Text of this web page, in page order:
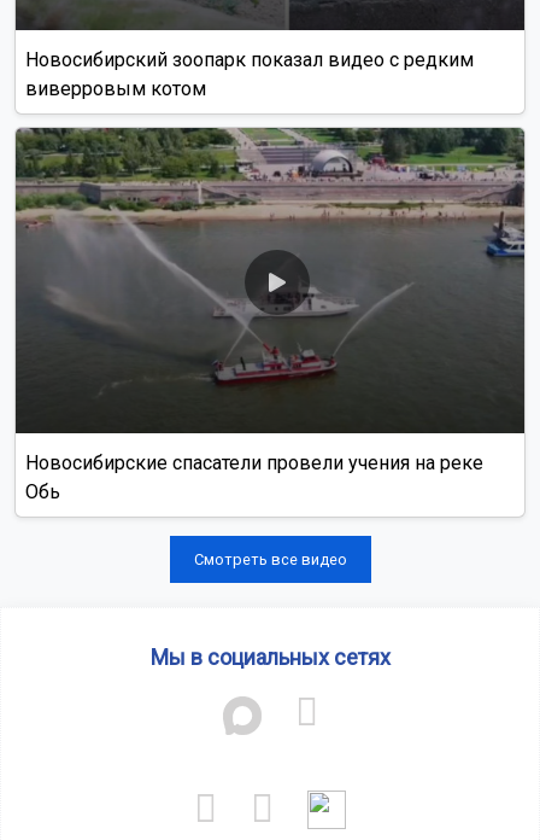
Новосибирский зоопарк показал видео с редким
виверровым котом
Новосибирские спасатели провели учения на реке
Обь
Смотреть все видео
Мы в социальных сетях